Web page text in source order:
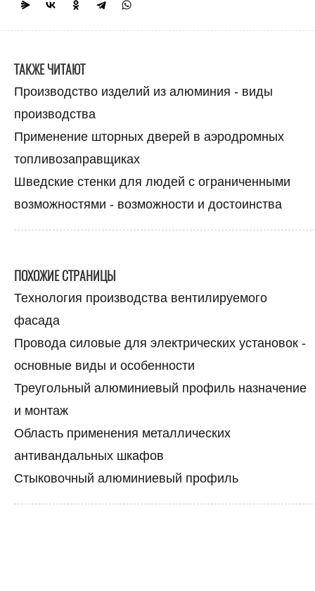
ТАКЖЕ ЧИТАЮТ
Производство изделий из алюминия - виды
производства
Применение шторных дверей в аэродромных
топливозаправщиках
Шведские стенки для людей с ограниченными
возможностями - возможности и достоинства
ПОХОЖИЕ СТРАНИЦЫ
Технология производства вентилируемого
фасада
Провода силовые для электрических установок -
основные виды и особенности
Треугольный алюминиевый профиль назначение
и монтаж
Область применения металлических
антивандальных шкафов
Стыковочный алюминиевый профиль